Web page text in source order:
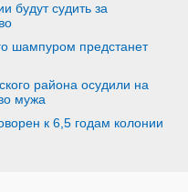
будут судить за
шампуром предстанет
района осудили на
мужа
к 6,5 годам колонии